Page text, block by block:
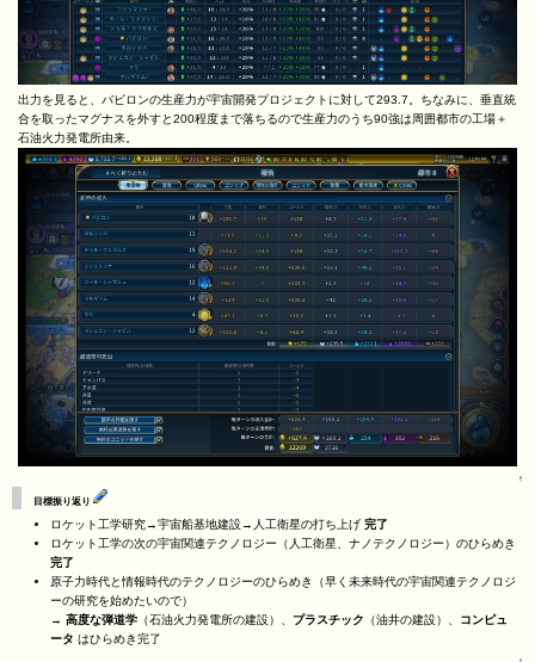
出力を見ると、バビロンの生産力が宇宙開発プロジェクトに対して293.7。ちなみに、垂直統
合を取ったマグナスを外すと200程度まで落ちるので生産力のうち90強は周囲都市の工場＋
石油火力発電所由来。
↑
目標振り返り
ロケット工学研究→宇宙船基地建設→人工衛星の打ち上げ 完了
ロケット工学の次の宇宙関連テクノロジー（人工衛星、ナノテクノロジー）のひらめき
完了
原子力時代と情報時代のテクノロジーのひらめき（早く未来時代の宇宙関連テクノロジ
ーの研究を始めたいので）
→ 高度な弾道学 （石油火力発電所の建設）、 プラスチック （油井の建設）、 コンピュ
ータ はひらめき完了